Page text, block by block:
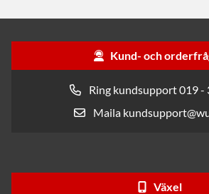
Kund- och
Ring kundsupport 019 -
Maila
Växel